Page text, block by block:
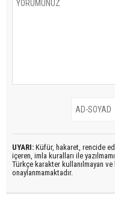
UYARI: Küfür, hakaret, rencide
içeren, imla kuralları ile
Türkçe karakter kullanılmayan
onaylanmamaktadır.